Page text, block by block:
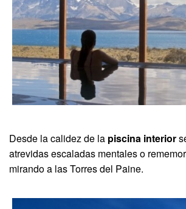
Desde la calidez de la piscina interior
atrevidas escaladas mentales o
mirando a las Torres del Paine.